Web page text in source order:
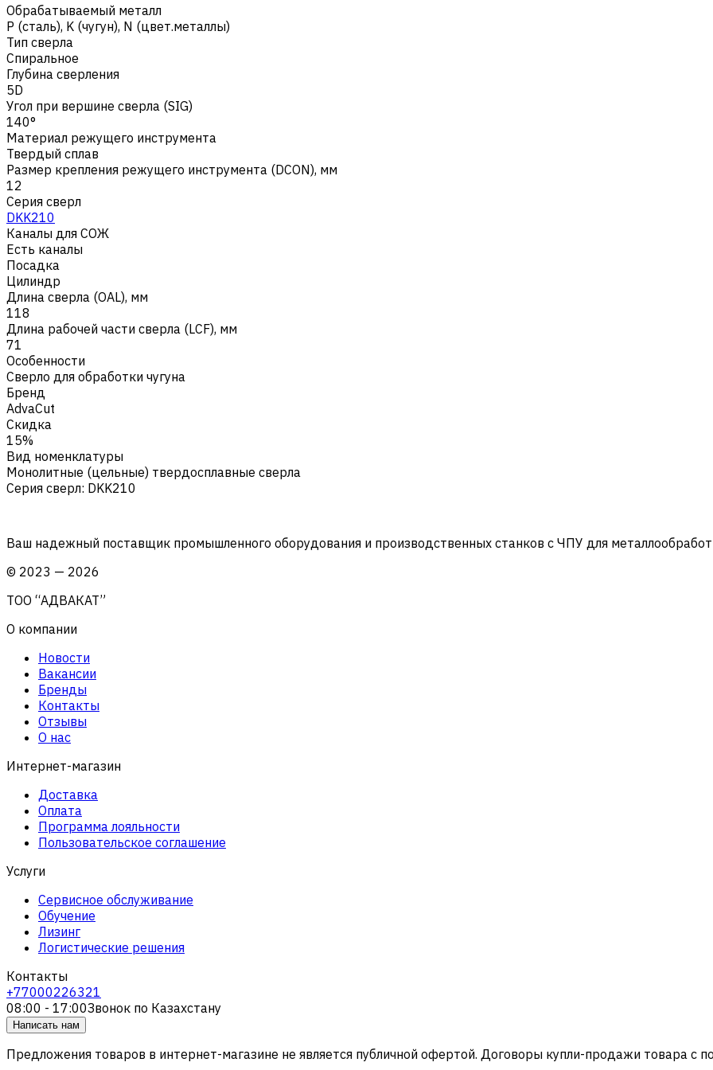
Обрабатываемый металл
Р (сталь), K (чугун), N (цвет.металлы)
Тип сверла
Спиральное
Глубина сверления
5D
Угол при вершине сверла (SIG)
140°
Материал режущего инструмента
Твердый сплав
Размер крепления режущего инструмента (DCON), мм
12
Серия сверл
DKK210
Каналы для СОЖ
Есть каналы
Посадка
Цилиндр
Длина сверла (OAL), мм
118
Длина рабочей части сверла (LCF), мм
71
Особенности
Сверло для обработки чугуна
Бренд
AdvaCut
Скидка
15%
Вид номенклатуры
Монолитные (цельные) твердосплавные сверла
Серия сверл: DKK210
Ваш надежный поставщик промышленного оборудования и производственных станков с ЧПУ для
© 2023 — 2026
ТОО “АДВАКАТ”
О компании
Новости
Вакансии
Бренды
Контакты
Отзывы
О нас
Интернет-магазин
Доставка
Оплата
Программа лояльности
Пользовательское соглашение
Услуги
Сервисное обслуживание
Обучение
Лизинг
Логистические решения
Контакты
+77000226321
08:00 - 17:00Звонок по Казахстану
Написать нам
Предложения товаров в интернет-магазине не является публичной офертой. Договоры купли-продажи товара с